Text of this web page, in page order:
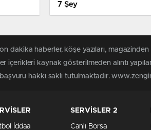
7 Şey
dakika haberler, köşe yazıları,
içerikleri kaynak gösterilmeden alıntı
hakkı saklı tutulmaktadır.
İddaa
SERVİSLER 2
Canlı Borsa